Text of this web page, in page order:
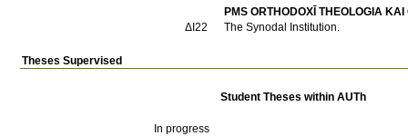
PMS ORTHODOXĪ THEOLOGIA
ΔΙ22
The Synodal Institution.
Theses Supervised
Student Theses within AUTh
In progress